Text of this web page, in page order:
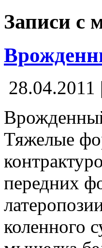
Записи с
28.04.2011 |
Тяжелые
передних
коленного